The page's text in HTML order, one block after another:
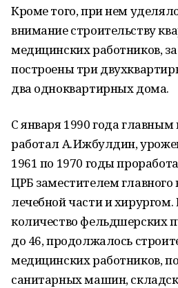
Кроме того, при нем
внимание строительству
медицинских работников,
построены три
два одноквартирных дома.
С января 1990 года
работал А. Ижбулдин,
1961 по 1970 годы
ЦРБ заместителем главного
лечебной части и
количество фельдшерских
до 46, продолжалось
медицинских работников,
санитарных машин,